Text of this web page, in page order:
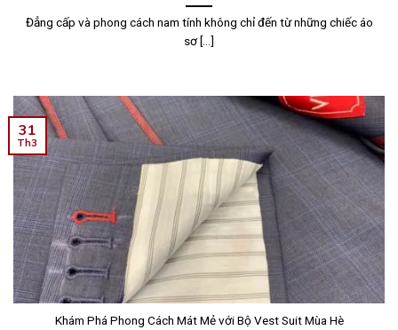
Đẳng cấp và phong cách nam tính không chỉ đến từ những chiếc áo
sơ [...]
Khám Phá Phong Cách Mát Mẻ với Bộ Vest Suit Mùa Hè
31
Th3